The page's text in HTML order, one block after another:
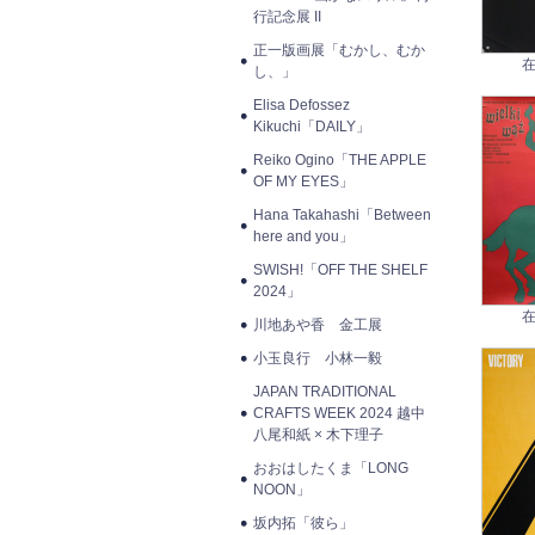
行記念展 II
正一版画展「むかし、むか
し、」
Elisa Defossez
Kikuchi「DAILY」
Reiko Ogino「THE APPLE
OF MY EYES」
Hana Takahashi「Between
here and you」
SWISH!「OFF THE SHELF
2024」
川地あや香 金工展
小玉良行 小林一毅
JAPAN TRADITIONAL
CRAFTS WEEK 2024 越中
八尾和紙 × 木下理子
おおはしたくま「LONG
NOON」
坂内拓「彼ら」